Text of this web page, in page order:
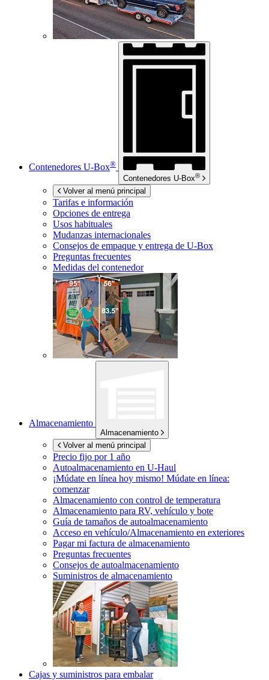
Contenedores U-Box®
Contenedores U-Box®
Volver al menú principal
Tarifas e información
Opciones de entrega
Usos habituales
Mudanzas internacionales
Consejos de empaque y entrega de U-Box
Preguntas frecuentes
Medidas del contenedor
Almacenamiento
Almacenamiento
Volver al menú principal
Precio fijo por 1 año
Autoalmacenamiento en U-Haul
¡Múdate en línea hoy mismo! Múdate en línea:
comenzar
Almacenamiento con control de temperatura
Almacenamiento para RV, vehículo y bote
Guía de tamaños de autoalmacenamiento
Acceso en vehículo/Almacenamiento en exteriores
Pagar mi factura de almacenamiento
Preguntas frecuentes
Consejos de autoalmacenamiento
Suministros de almacenamiento
Cajas y suministros para embalar